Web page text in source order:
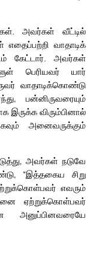
அவர்கள் வீட்டில்
எதைப்பற்றி வாதாடிக்
கேட்டார். அவர்கள்
பெரியவர் யார்
வாதாடிக்கொண்டு
பன்னிருவரையும்
இருக்க விரும்பினால்
அனைவருக்கும்
அவர்கள் நடுவே
“இத்தகைய சிறு
எவரும்
ஏற்றுக்கொள்பவர்